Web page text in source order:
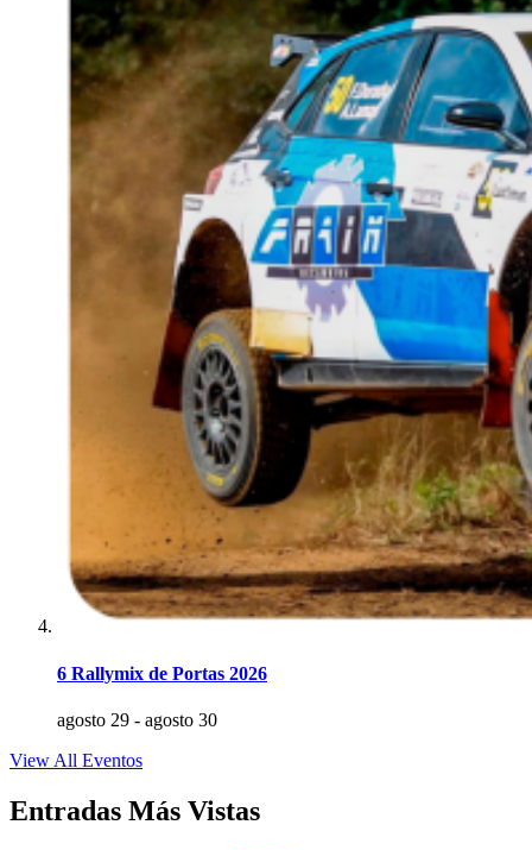
6 Rallymix de Portas 2026
agosto 29 - agosto 30
View All Eventos
Entradas Más Vistas